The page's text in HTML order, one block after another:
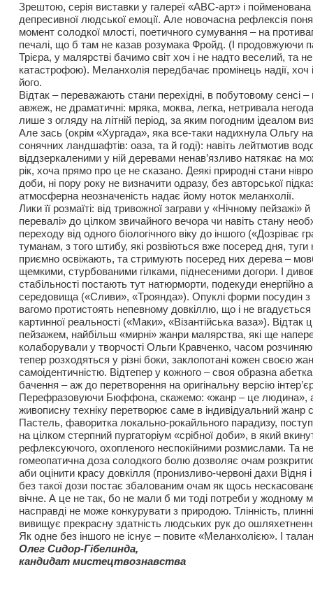
Зрештою, серія виставки у галереї «АВС-арт» і
депресивної людської емоції. Але новочасна рефлексія
момент солодкої млості, поетичного сумування – на
печалі, що б там не казав розумака Фройд. (І продовжуючи
Трієра, у малярстві бачимо світ хоч і не надто веселий, та
катастрофою). Меланхолія передбачає промінець надії, хоч
його.
Відтак – переважають стани перехідні, в побутовому сенсі
авжеж, не драматичні: мряка, моква, легка, нетривала
лише з огляду на літній період, за яким погодним ідеалом
Але зась (окрім «Хургада», яка все-таки надихнула Ольгу
сонячних ландшафтів: оаза, та й годі): навіть лейтмотив
віддзеркаленими у ній деревами ненав’язливо натякає на
рік, хоча прямо про це не сказано. Деякі природні стани
доби, ні пору року не визначити одразу, без авторської
атмосферна неозначеність надає йому ноток меланхолії.
Лики її розмаїті: від тривожної заграви у «Нічному пейзажі»
перевалі» до цілком звичайного вечора чи навіть стану
переходу від одного біологічного віку до іншого («Дозріває
туманам, з того штибу, які розвіються вже посеред дня,
приємно освіжають, та стримують посеред них дерева –
щемкими, стурбованими гілками, піднесеними догори. І
стабільності постають тут натюрморти, подекуди енергійно
середовища («Сливи», «Троянда»). Опуклі форми посудин з
вагомо протистоять непевному довкіллю, що і не
картинної реальності («Маки», «Візантійська ваза»). Відтак
пейзажем, найбільш «мирні» жанри малярства, які ще
колаборували у творчості Ольги Кравченко, часом
тепер розходяться у різні боки, заклопотані кожен своєю
самоідентичністю. Відтепер у кожного – своя образна
бачення – аж до перетворення на оригінальну версію
Перефразовуючи Бюффона, скажемо: «жанр – це людина»,
живописну техніку перетворює саме в індивідуальний жанр
Пастель, фаворитка локально-рокайльного парадизу,
на цілком стерпний пургаторіум «срібної доби», в який
рефлексуючого, охопленого неспокійними розмислами. Та
гомеопатична доза солодкого болю дозволяє очам
аби оцінити красу довкілля (пронизливо-червоні дахи Відня
без такої дози постає збалованим очам як щось
вічне. А це не так, бо не мали б ми тоді потреби у жодному
насправді не може конкурувати з природою. Тлінність,
вивищує прекрасну здатність людських рук до
Як одне без іншого не існує – повите «Меланхолією». І
Олег Сидор-Гібелинда,
кандидат мистецтвознавства